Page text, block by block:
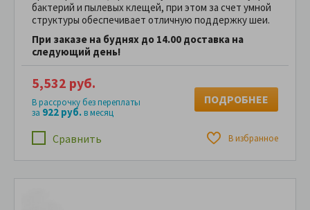
бактерий и пылевых клещей, при этом за счет умной
структуры обеспечивает отличную поддержку шеи.
При заказе на буднях до 14.00 доставка на
следующий день!
Сравнить В избранное
5,532 руб.
В рассрочку без переплаты
за 922 руб.в месяц
ПОДРОБНЕЕ